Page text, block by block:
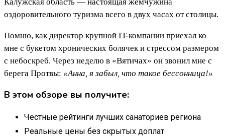
Калужская область — настоящая жемчужина
оздоровительного туризма всего в двух часах от столицы.
Помню, как директор крупной IT-компании приехал ко
мне с букетом хронических болячек и стрессом размером
с небоскреб. Через неделю в «Вятичах» он звонил мне с
берега Протвы: «Анна, я забыл, что такое бессонница!»
В этом обзоре вы получите:
Честные рейтинги лучших санаториев региона
Реальные цены без скрытых доплат